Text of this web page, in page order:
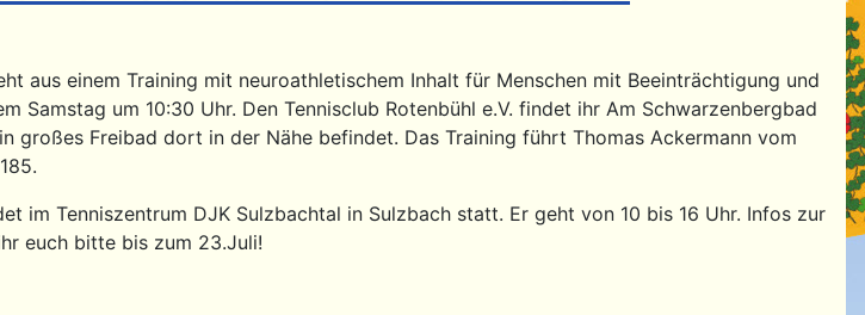
aus einem Training mit neuroathletischem Inhalt für Menschen mit Beeinträchtigung und
Samstag um 10:30 Uhr. Den Tennisclub Rotenbühl e.V. findet ihr Am Schwarzenbergbad
großes Freibad dort in der Nähe befindet. Das Training führt Thomas Ackermann vom
im Tenniszentrum DJK Sulzbachtal in Sulzbach statt. Er geht von 10 bis 16 Uhr. Infos zur
euch bitte bis zum 23.Juli!